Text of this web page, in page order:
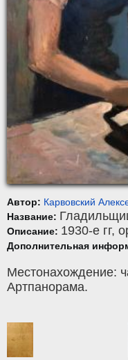
Автор: Карвовский
Название:
Описание: 1930-е гг,
Дополнительная
Местонахождение:
Артпанорама.